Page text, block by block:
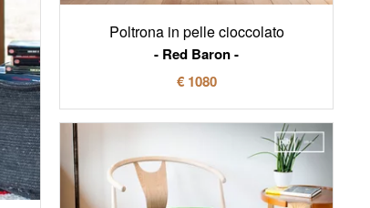
Poltrona in pelle cioccolato
Red Baron
€ 1080